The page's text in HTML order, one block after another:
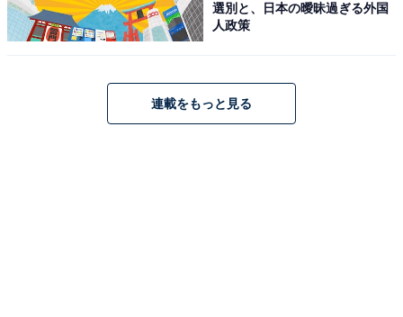
選別と、日本の曖昧過ぎる外国
人政策
連載をもっと見る